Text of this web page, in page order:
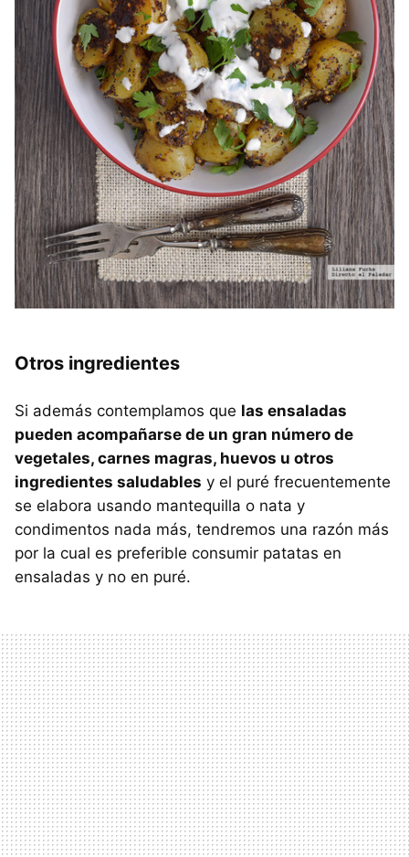
Otros ingredientes
Si además contemplamos que las ensaladas
pueden acompañarse de un gran número de
vegetales, carnes magras, huevos u otros
ingredientes saludables y el puré frecuentemente
se elabora usando mantequilla o nata y
condimentos nada más, tendremos una razón más
por la cual es preferible consumir patatas en
ensaladas y no en puré.